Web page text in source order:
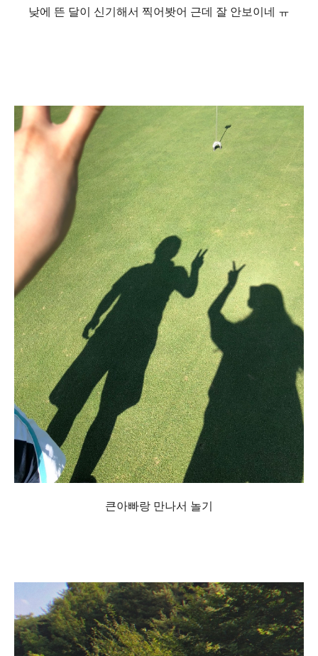
낮에 뜬 달이 신기해서 찍어봣어 근데 잘 안보이네 ㅠ
큰아빠랑 만나서 놀기